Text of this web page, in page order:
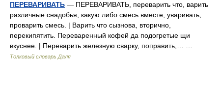
ПЕРЕВАРИВАТЬ — ПЕРЕВАРИВАТЬ, переварить что, варить
различные снадобья, какую либо смесь вместе, уваривать,
проварить смесь. | Варить что сызнова, вторично,
перекипятить. Переваренный кофей да подогретые щи
вкуснее. | Переварить железную сварку, поправить,… …
Толковый словарь Даля